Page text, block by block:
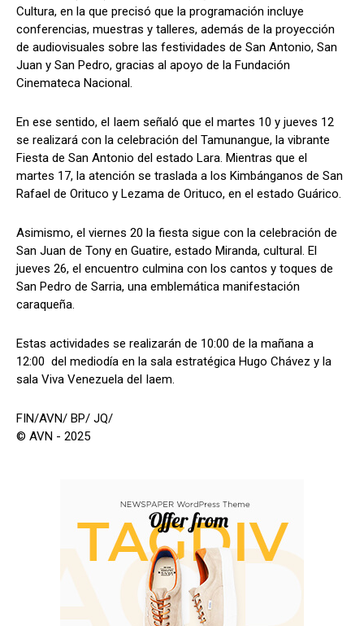
Cultura, en la que precisó que la programación incluye
conferencias, muestras y talleres, además de la proyección
de audiovisuales sobre las festividades de San Antonio, San
Juan y San Pedro, gracias al apoyo de la Fundación
Cinemateca Nacional.
En ese sentido, el Iaem señaló que el martes 10 y jueves 12
se realizará con la celebración del Tamunangue, la vibrante
Fiesta de San Antonio del estado Lara. Mientras que el
martes 17, la atención se traslada a los Kimbánganos de San
Rafael de Orituco y Lezama de Orituco, en el estado Guárico.
Asimismo, el viernes 20 la fiesta sigue con la celebración de
San Juan de Tony en Guatire, estado Miranda, cultural. El
jueves 26, el encuentro culmina con los cantos y toques de
San Pedro de Sarria, una emblemática manifestación
caraqueña.
Estas actividades se realizarán de 10:00 de la mañana a
12:00 del mediodía en la sala estratégica Hugo Chávez y la
sala Viva Venezuela del Iaem.
FIN/AVN/ BP/ JQ/
© AVN - 2025